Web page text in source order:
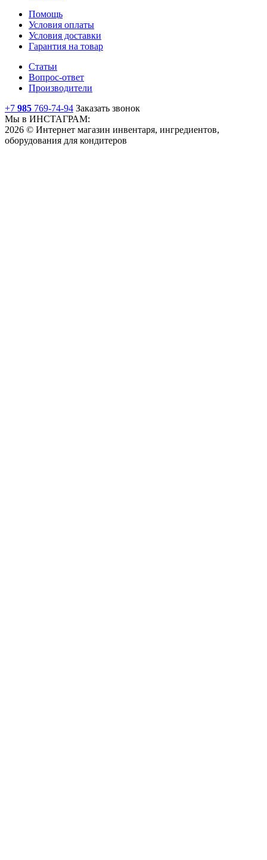
Помощь
Условия оплаты
Условия доставки
Гарантия на товар
Статьи
Вопрос-ответ
Производители
+7 985 769-74-94 Заказать звонок
Мы в ИНСТАГРАМ:
2026 © Интернет магазин инвентаря, ингредиентов,
оборудования для кондитеров